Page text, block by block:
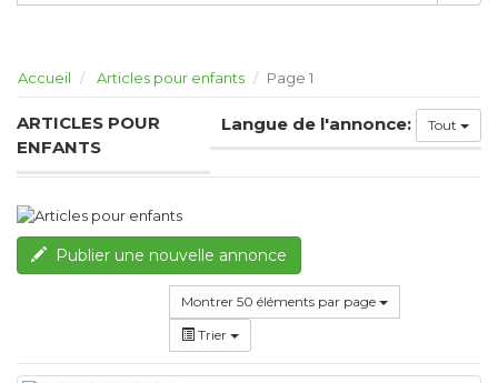
Accueil Articles pour enfants Page 1
ARTICLES POUR
ENFANTS
Langue de l'annonce: Tout
Publier une nouvelle annonce
Montrer 50 éléments par page
Trier